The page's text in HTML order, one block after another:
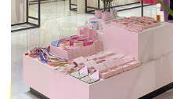
macrocosm_store@mail.ru
КОНТАКТЫ
Вакансии
Реквизиты
Магазины